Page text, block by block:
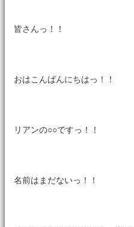
皆さんっ！！
おはこんばんにちはっ！！
リアンの○○ですっ！！
名前はまだないっ！！